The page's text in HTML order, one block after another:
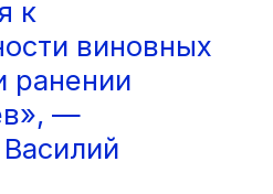
к
виновных
ранении
—